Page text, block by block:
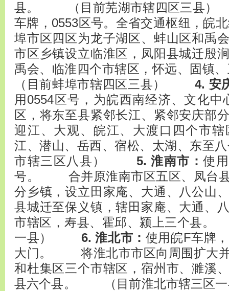
县。 （目前芜湖市辖四区三
车牌，0553区号。全省交通枢纽，
埠市区四区为龙子湖区、蚌山区和禹
市区乡镇设立临淮区，凤阳县城迁殷
禹会、临淮四个市辖区，怀远、固
（目前蚌埠市辖四区三县） 4. 安
用0554区号，为皖西南经济、文
区，将东至县紧邻长江、紧邻安庆部
迎江、大观、皖江、大渡口四个市
江、潜山、岳西、宿松、太湖、东
市辖三区八县） 5. 淮南市：使
号。 合并原淮南市区五区、凤台县
分乡镇，设立田家庵、大通、八公山
县城迁至保义镇，辖田家庵、大通、
市辖区，寿县、霍邱、颍上三个县
一县） 6. 淮北市： 使用皖F车牌
大门。 将淮北市市区向周围扩大并
和杜集区三个市辖区，宿州市、濉溪
县六个县。 （目前淮北市辖三区